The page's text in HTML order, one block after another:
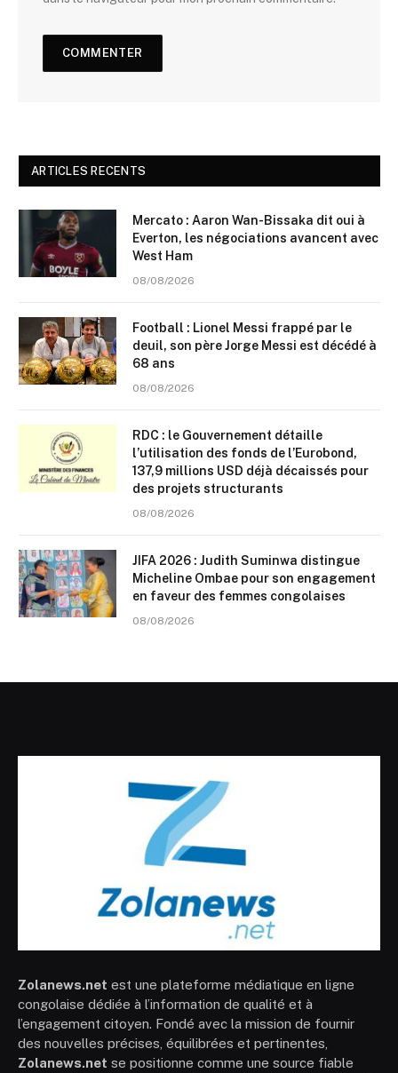
ARTICLES RECENTS
Mercato : Aaron Wan-Bissaka dit oui à
Everton, les négociations avancent avec
West Ham
08/08/2026
Football : Lionel Messi frappé par le
deuil, son père Jorge Messi est décédé à
68 ans
08/08/2026
RDC : le Gouvernement détaille
l’utilisation des fonds de l’Eurobond,
137,9 millions USD déjà décaissés pour
des projets structurants
08/08/2026
JIFA 2026 : Judith Suminwa distingue
Micheline Ombae pour son engagement
en faveur des femmes congolaises
08/08/2026
Zolanews.net est une plateforme médiatique en ligne
congolaise dédiée à l’information de qualité et à
l’engagement citoyen. Fondé avec la mission de fournir
des nouvelles précises, équilibrées et pertinentes,
Zolanews.net se positionne comme une source fiable